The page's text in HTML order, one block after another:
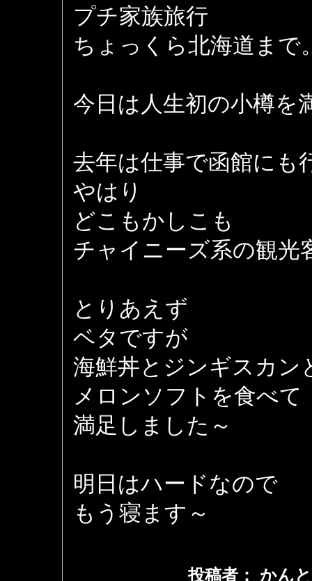
プチ家族旅行
ちょっくら北海道まで
今日は人生初の小樽を
去年は仕事で函館にも
やはり
どこもかしこも
チャイニーズ系の観光
とりあえず
ベタですが
海鮮丼とジンギスカン
メロンソフトを食べて
満足しました～
明日はハードなので
もう寝ます～
投稿者： かん